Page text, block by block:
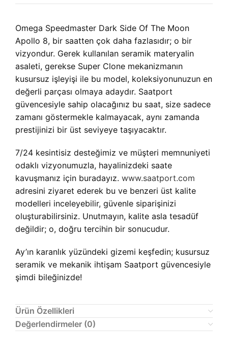
Omega Speedmaster Dark Side Of The Moon
Apollo 8, bir saatten çok daha fazlasıdır; o bir
vizyondur. Gerek kullanılan seramik materyalin
asaleti, gerekse Super Clone mekanizmanın
kusursuz işleyişi ile bu model, koleksiyonunuzun en
değerli parçası olmaya adaydır. Saatport
güvencesiyle sahip olacağınız bu saat, size sadece
zamanı göstermekle kalmayacak, aynı zamanda
prestijinizi bir üst seviyeye taşıyacaktır.
7/24 kesintisiz desteğimiz ve müşteri memnuniyeti
odaklı vizyonumuzla, hayalinizdeki saate
kavuşmanız için buradayız. www.saatport.com
adresini ziyaret ederek bu ve benzeri üst kalite
modelleri inceleyebilir, güvenle siparişinizi
oluşturabilirsiniz. Unutmayın, kalite asla tesadüf
değildir; o, doğru tercihin bir sonucudur.
Ay’ın karanlık yüzündeki gizemi keşfedin; kusursuz
seramik ve mekanik ihtişam Saatport güvencesiyle
şimdi bileğinizde!
Ürün Özellikleri
Değerlendirmeler (0)